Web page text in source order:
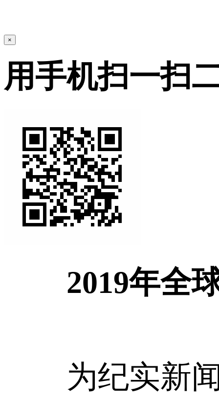
×
用手机扫一扫
2019年全
为纪实新闻